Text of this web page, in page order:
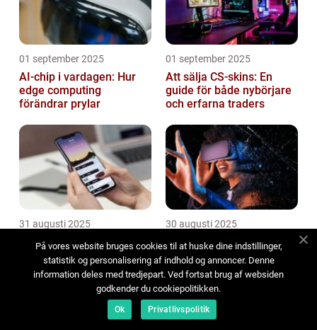
01 september 2025
AI-chip i vardagen: Hur
edge computing
förändrar prylar
01 september 2025
Att sälja CS-skins: En
guide för både nybörjare
och erfarna traders
31 augusti 2025
Hyperpersonlig AI: När
algoritmer känner dig
bättre än du själv
30 augusti 2025
Holografiska
arbetsplatser som kanske
ersätter kontoren inom
fem år
På vores website bruges cookies til at huske dine indstillinger,
statistik og personalisering af indhold og annoncer. Denne
information deles med tredjepart. Ved fortsat brug af websiden
godkender du cookiepolitikken.
Ok Privatlivspolitik